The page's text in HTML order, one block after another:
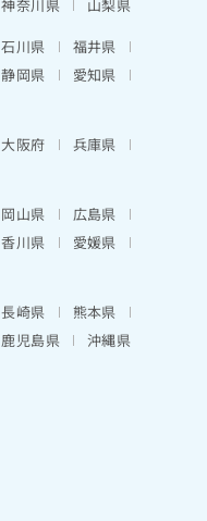
神奈川県
山梨県
石川県
福井県
静岡県
愛知県
大阪府
兵庫県
岡山県
広島県
香川県
愛媛県
長崎県
熊本県
鹿児島県 沖縄県